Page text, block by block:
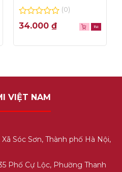
– hộp 1L
0
out
5
(0)
34.000 ₫
VIỆT NAM
Sóc Sơn, Thành phố Hà Nội,
Phố Cự Lộc, Phường Thanh